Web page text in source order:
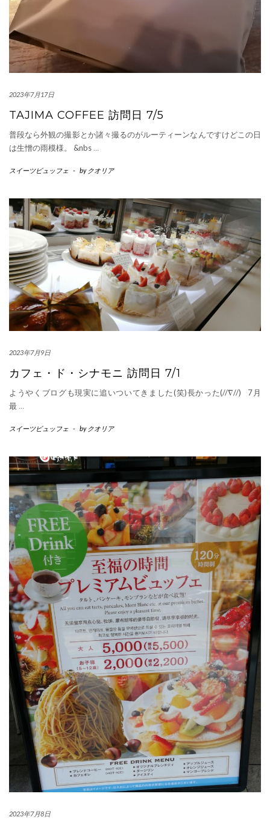
2023年7月17日
TAJIMA COFFEE 訪問日 7/5
普段なら外観の撮影とか諸々撮るのがルーティーンなんですけどこの日
は生憎の雨模様。 &nbs …
スイーツビュッフェ - by クオリア
2023年7月9日
カフェ・ド・シナモニ 訪問日 7/1
ようやくブログも現実に追いついてきました(笑)長かった(//∇//) 7月
最 …
スイーツビュッフェ - by クオリア
2023年7月8日